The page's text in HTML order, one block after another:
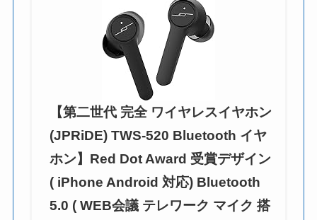
【第二世代 完全 ワイヤレスイヤホン
(JPRiDE) TWS-520 Bluetooth イヤ
ホン】Red Dot Award 受賞デザイン
( iPhone Android 対応) Bluetooth
5.0 ( WEB会議 テレワーク マイク 搭